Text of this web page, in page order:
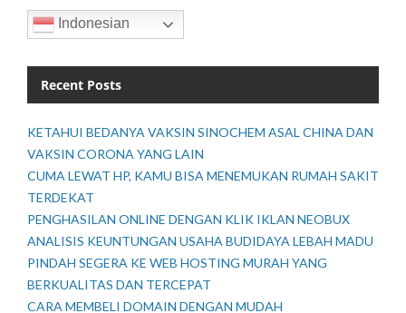
Indonesian
Recent Posts
KETAHUI BEDANYA VAKSIN SINOCHEM ASAL CHINA DAN
VAKSIN CORONA YANG LAIN
CUMA LEWAT HP, KAMU BISA MENEMUKAN RUMAH SAKIT
TERDEKAT
PENGHASILAN ONLINE DENGAN KLIK IKLAN NEOBUX
ANALISIS KEUNTUNGAN USAHA BUDIDAYA LEBAH MADU
PINDAH SEGERA KE WEB HOSTING MURAH YANG
BERKUALITAS DAN TERCEPAT
CARA MEMBELI DOMAIN DENGAN MUDAH